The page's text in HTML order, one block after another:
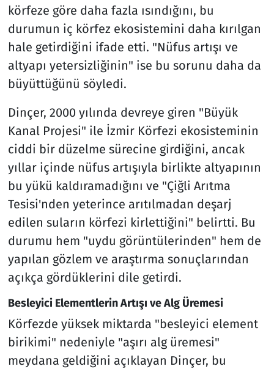
körfeze göre daha fazla ısındığını, bu
durumun iç körfez ekosistemini daha kırılgan
hale getirdiğini ifade etti. "Nüfus artışı ve
altyapı yetersizliğinin" ise bu sorunu daha da
büyüttüğünü söyledi.
Dinçer, 2000 yılında devreye giren "Büyük
Kanal Projesi" ile İzmir Körfezi ekosisteminin
ciddi bir düzelme sürecine girdiğini, ancak
yıllar içinde nüfus artışıyla birlikte altyapının
bu yükü kaldıramadığını ve "Çiğli Arıtma
Tesisi'nden yeterince arıtılmadan deşarj
edilen suların körfezi kirlettiğini" belirtti. Bu
durumu hem "uydu görüntülerinden" hem de
yapılan gözlem ve araştırma sonuçlarından
açıkça gördüklerini dile getirdi.
Besleyici Elementlerin Artışı ve Alg Üremesi
Körfezde yüksek miktarda "besleyici element
birikimi" nedeniyle "aşırı alg üremesi"
meydana geldiğini açıklayan Dinçer, bu